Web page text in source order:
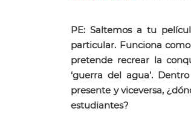
PE: Saltemos a tu
particular. Funciona
pretende recrear la
‘guerra del agua’.
presente y viceversa,
estudiantes?